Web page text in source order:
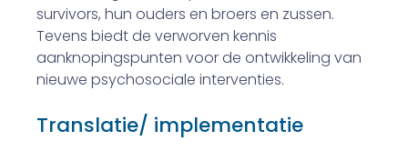
survivors, hun ouders en broers en zussen.
Tevens biedt de verworven kennis
aanknopingspunten voor de ontwikkeling van
nieuwe psychosociale interventies.
Translatie/ implementatie